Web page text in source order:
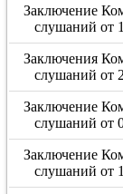
Заключение
слушаний от
Заключения
слушаний от
Заключение
слушаний от
Заключение
слушаний от